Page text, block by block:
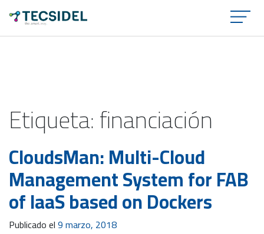
×
Etiqueta:financiación
CloudsMan: Multi-Cloud
Management System for FAB
of IaaS based on Dockers
Publicado el9 marzo, 2018